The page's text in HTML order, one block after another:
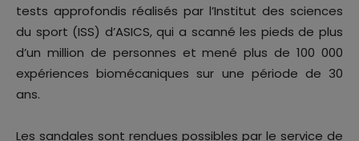
tests approfondis réalisés par l’Institut des sciences
du sport (ISS) d’ASICS, qui a scanné les pieds de plus
d’un million de personnes et mené plus de 100 000
expériences biomécaniques sur une période de 30
ans.
Les sandales sont rendues possibles par le service de